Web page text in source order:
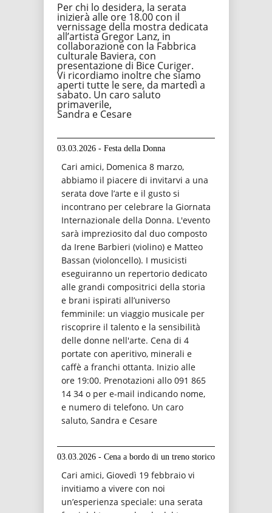
Per chi lo desidera, la serata
inizierà alle ore 18.00 con il
vernissage della mostra dedicata
all’artista Gregor Lanz, in
collaborazione con la Fabbrica
culturale Baviera, con
presentazione di Bice Curiger.
Vi ricordiamo inoltre che siamo
aperti tutte le sere, da martedì a
sabato. Un caro saluto
primaverile,
Sandra e Cesare
03.03.2026 - Festa della Donna
Cari amici, Domenica 8 marzo,
abbiamo il piacere di invitarvi a una
serata dove l’arte e il gusto si
incontrano per celebrare la Giornata
Internazionale della Donna. L'evento
sarà impreziosito dal duo composto
da Irene Barbieri (violino) e Matteo
Bassan (violoncello). I musicisti
eseguiranno un repertorio dedicato
alle grandi compositrici della storia
e brani ispirati all’universo
femminile: un viaggio musicale per
riscoprire il talento e la sensibilità
delle donne nell'arte. Cena di 4
portate con aperitivo, minerali e
caffè a franchi ottanta. Inizio alle
ore 19:00. Prenotazioni allo 091 865
14 34 o per e-mail indicando nome,
e numero di telefono. Un caro
saluto, Sandra e Cesare
03.03.2026 - Cena a bordo di un treno storico
Cari amici, Giovedì 19 febbraio vi
invitiamo a vivere con noi
un’esperienza speciale: una serata